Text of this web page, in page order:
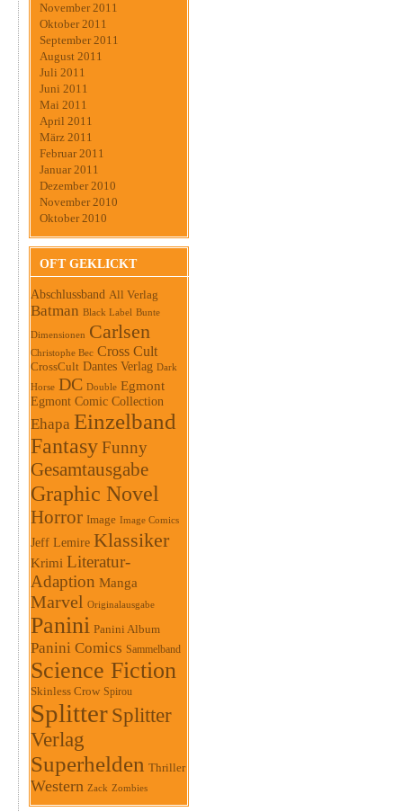
November 2011
Oktober 2011
September 2011
August 2011
Juli 2011
Juni 2011
Mai 2011
April 2011
März 2011
Februar 2011
Januar 2011
Dezember 2010
November 2010
Oktober 2010
OFT GEKLICKT
Abschlussband All Verlag
Batman Black Label Bunte
Dimensionen Carlsen
Christophe Bec Cross Cult
CrossCult Dantes Verlag Dark
Horse DC Double Egmont
Egmont Comic Collection
Ehapa Einzelband
FantasyFunny
Gesamtausgabe
Graphic Novel
Horror Image Image Comics
Jeff Lemire Klassiker
Krimi Literatur-
Adaption Manga
Marvel Originalausgabe
Panini Panini Album
Panini Comics Sammelband
Science Fiction
Skinless Crow Spirou
Splitter Splitter
Verlag
Superhelden Thriller
Western Zack Zombies